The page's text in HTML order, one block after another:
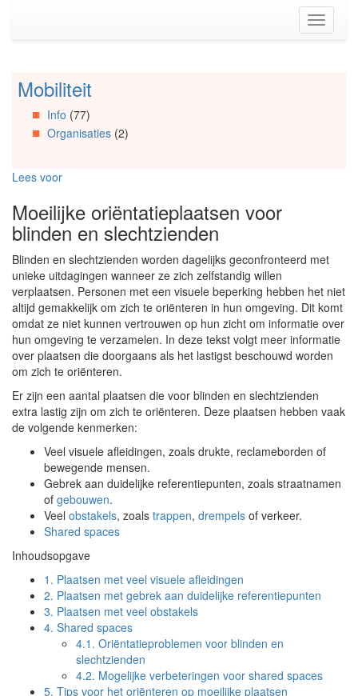
(Accesskey
Toggle
Spring
Artikels
Spring
Spring
Organisaties
Spring
Social
media
Mobiliteit
Info (77)
Organisaties(2)
Lees voor
Moeilijke oriëntatieplaatsen voor
blinden en slechtzienden
Blinden en slechtzienden worden dagelijks geconfronteerd met
unieke uitdagingen wanneer ze zich zelfstandig willen
verplaatsen. Personen met een visuele beperking hebben het niet
altijd gemakkelijk om zich te oriënteren in hun omgeving. Dit komt
omdat ze niet kunnen vertrouwen op hun zicht om informatie over
hun omgeving te verzamelen. In deze tekst volgt meer informatie
over plaatsen die doorgaans als het lastigst beschouwd worden
om zich te oriënteren.
Er zijn een aantal plaatsen die voor blinden en slechtzienden
extra lastig zijn om zich te oriënteren. Deze plaatsen hebben vaak
de volgende kenmerken:
Veel visuele afleidingen, zoals drukte, reclameborden of
bewegende mensen.
Gebrek aan duidelijke referentiepunten, zoals straatnamen
of gebouwen.
Veel obstakels, zoals trappen, drempels of verkeer.
Shared spaces
Inhoudsopgave
1. Plaatsen met veel visuele afleidingen
2. Plaatsen met gebrek aan duidelijke referentiepunten
3. Plaatsen met veel obstakels
4. Shared spaces
4.1. Oriëntatieproblemen voor blinden en
slechtzienden
4.2. Mogelijke verbeteringen voor shared spaces
5. Tips voor het oriënteren op moeilijke plaatsen